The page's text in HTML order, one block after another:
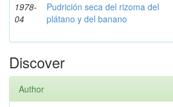
1978-
04
Pudrición seca del rizoma del
plátano y del banano
Discover
Author